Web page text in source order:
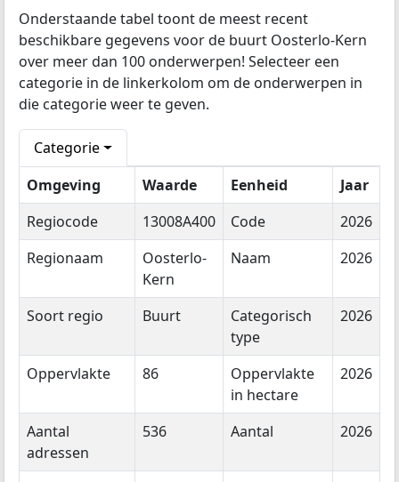
Onderstaande tabel toont de meest recent
beschikbare gegevens voor de buurt Oosterlo-Kern
over meer dan 100 onderwerpen! Selecteer een
categorie in de linkerkolom om de onderwerpen in
die categorie weer te geven.
Categorie
Omgeving
Waarde Eenheid
Jaar
Regiocode
13008A400 Code
2026
Regionaam
Oosterlo-
Kern
Naam 2026
Soort regio Buurt
Categorisch
type
2026
Oppervlakte 86
Oppervlakte
in hectare
2026
Aantal
adressen
536 Aantal 2026